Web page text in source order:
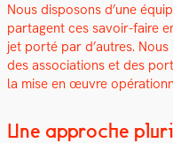
Nous dis­posons d’une
parta­gent ces savoir-faire
jet porté par d’autres.
des asso­ci­a­tions et des
la mise en œuvre
Une approche